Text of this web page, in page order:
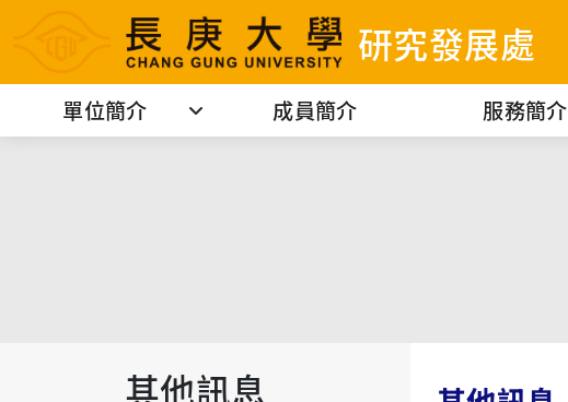
研究發展處
單位簡介 成員簡介 服務簡介
其他訊息